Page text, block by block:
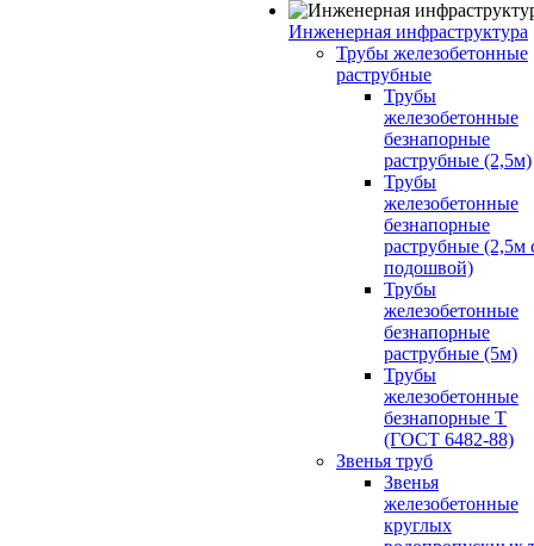
Инженерная инфраструктура
Трубы железобетонные
раструбные
Трубы
железобетонные
безнапорные
раструбные (2,5м)
Трубы
железобетонные
безнапорные
раструбные (2,5м
подошвой)
Трубы
железобетонные
безнапорные
раструбные (5м)
Трубы
железобетонные
безнапорные Т
(ГОСТ 6482-88)
Звенья труб
Звенья
железобетонные
круглых